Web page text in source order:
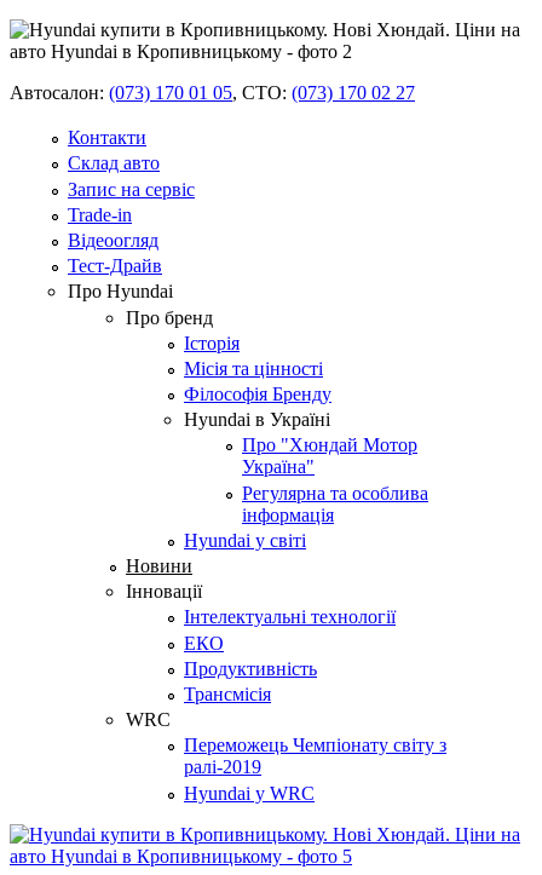
Автосалон: (073) 170 01 05, СТО: (073) 170 02 27
Контакти
Склад авто
Запис на сервіс
Trade-in
Відеоогляд
Тест-Драйв
Про Hyundai
Про бренд
Історія
Місія та цінності
Філософія Бренду
Hyundai в Україні
Про "Хюндай Мотор
Україна"
Регулярна та особлива
інформація
Hyundai у світі
Новини
Інновації
Інтелектуальні технології
ЕКО
Продуктивність
Трансмісія
WRC
Переможець Чемпіонату світу з
ралі-2019
Hyundai у WRC